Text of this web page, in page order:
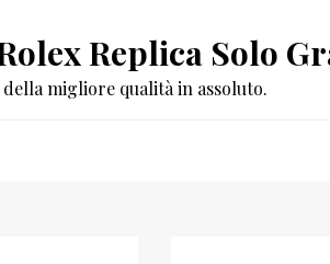
Replica Solo
migliore qualità in assoluto.